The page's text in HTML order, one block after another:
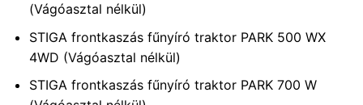
(Vágóasztal nélkül)
STIGA frontkaszás fűnyíró traktor PARK 500 WX
4WD (Vágóasztal nélkül)
STIGA frontkaszás fűnyíró traktor PARK 700 W